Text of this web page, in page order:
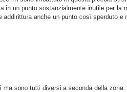
in un punto sostanzialmente inutile per la
anche un punto così sperduto e
sono tutti diversi a seconda della